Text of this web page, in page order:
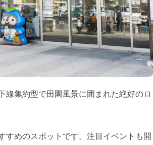
線集約型で田園風景に囲まれた絶好のロ
すめのスポットです。注目イベントも開